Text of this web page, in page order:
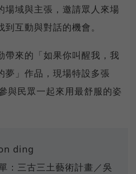
場域與主張，邀請眾人來場
互動與對話的機會。
帶來的「如果你叫醒我，我
夢」作品，現場特設多張
與民眾一起來用最舒服的姿
ding
：三古三土藝術計畫／吳